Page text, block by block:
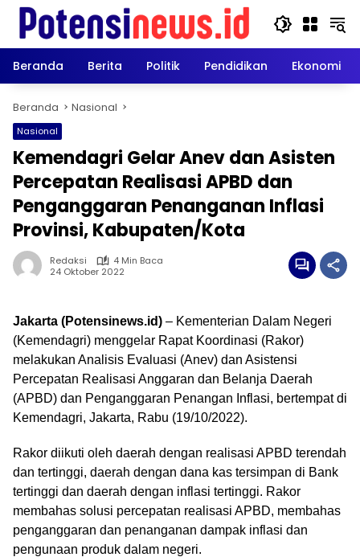
Langsung
konten
Beranda
Berita Politik Pendidikan Ekonomi
Beranda Nasional
Nasional
Kemendagri Gelar Anev dan Asisten
Percepatan Realisasi APBD dan
Penganggaran Penanganan Inflasi
Provinsi, Kabupaten/Kota
Redaksi
4 Min Baca
24 Oktober 2022
Jakarta (Potensinews.id) – Kementerian Dalam Negeri
(Kemendagri) menggelar Rapat Koordinasi (Rakor)
melakukan Analisis Evaluasi (Anev) dan Asistensi
Percepatan Realisasi Anggaran dan Belanja Daerah
(APBD) dan Penganggaran Penangan Inflasi, bertempat di
Kemendagri, Jakarta, Rabu (19/10/2022).
Rakor diikuti oleh daerah dengan realisasi APBD terendah
dan tertinggi, daerah dengan dana kas tersimpan di Bank
tertinggi dan daerah dengan inflasi tertinggi. Rakor
membahas solusi percepatan realisasi APBD, membahas
penganggaran dan penanganan dampak inflasi dan
pengunaan produk dalam negeri.